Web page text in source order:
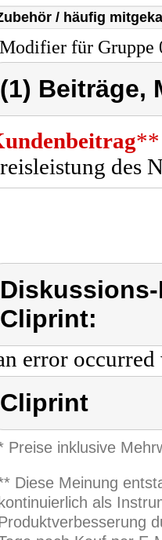
/ häufig
Modifier für Gruppe
(1) Beiträge,
**
des
Cliprint:
error
Cliprint
Preise inklusive
Diese Meinung
kontinuierlich als